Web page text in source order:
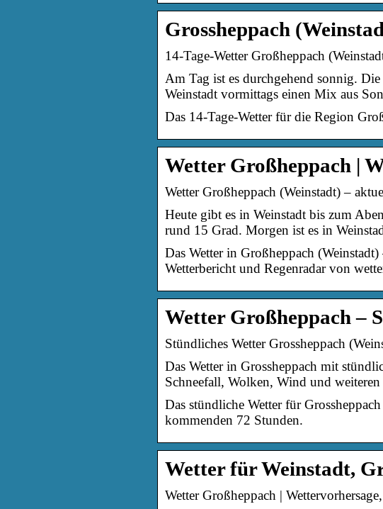
Grossheppach
14-Tage-Wetter Großheppach
Am Tag ist es durchgehend sonnig.
Weinstadt vormittags einen Mix aus
Das 14-Tage-Wetter für die Region
Wetter Großheppach |
Wetter Großheppach (Weinstadt) –
Heute gibt es in Weinstadt bis zum
rund 15 Grad. Morgen ist es in
Das Wetter in Großheppach
Wetterbericht und Regenradar von
Wetter Großheppach –
Stündliches Wetter Grossheppach
Das Wetter in Grossheppach mit
Schneefall, Wolken, Wind und
Das stündliche Wetter für
kommenden 72 Stunden.
Wetter für Weinstadt,
Wetter Großheppach |